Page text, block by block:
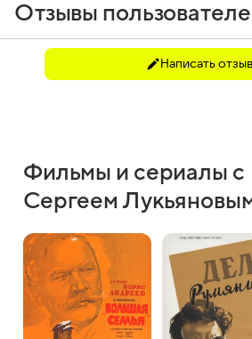
Отзывы
Написать отзыв
Фильмы и сериалы с
Сергеем